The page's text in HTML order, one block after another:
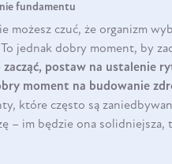
fundamentu
możesz czuć, że organizm
jednak dobry moment, by
zacząć, postaw na ustalenie
moment na budowanie
które często są
– im będzie ona solidniejsza,